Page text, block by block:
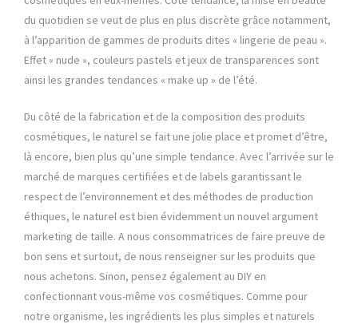
du quotidien se veut de plus en plus discrète grâce notamment,
à l’apparition de gammes de produits dites « lingerie de peau ».
Effet « nude », couleurs pastels et jeux de transparences sont
ainsi les grandes tendances « make up » de l’été.
Du côté de la fabrication et de la composition des produits
cosmétiques, le naturel se fait une jolie place et promet d’être,
là encore, bien plus qu’une simple tendance. Avec l’arrivée sur le
marché de marques certifiées et de labels garantissant le
respect de l’environnement et des méthodes de production
éthiques, le naturel est bien évidemment un nouvel argument
marketing de taille. A nous consommatrices de faire preuve de
bon sens et surtout, de nous renseigner sur les produits que
nous achetons. Sinon, pensez également au DIY en
confectionnant vous-même vos cosmétiques. Comme pour
notre organisme, les ingrédients les plus simples et naturels